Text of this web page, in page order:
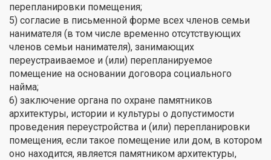
перепланировки помещения;
5) согласие в письменной форме всех членов семьи
нанимателя (в том числе временно отсутствующих
членов семьи нанимателя), занимающих
переустраиваемое и (или) перепланируемое
помещение на основании договора социального
найма;
6) заключение органа по охране памятников
архитектуры, истории и культуры о допустимости
проведения переустройства и (или) перепланировки
помещения, если такое помещение или дом, в котором
оно находится, является памятником архитектуры,